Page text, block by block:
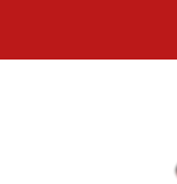
content